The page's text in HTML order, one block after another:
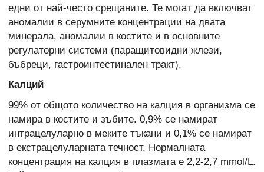
едни от най-често срещаните. Те могат да включват
аномалии в серумните концентрации на двата
минерала, аномалии в костите и в основните
регулаторни системи (паращитовидни жлези,
бъбреци, гастроинтестинален тракт).
Калций
99% от общото количество на калция в организма се
намира в костите и зъбите. 0,9% се намират
интрацелуларно в меките тъкани и 0,1% се намират
в екстрацелуларната течност. Нормалната
концентрация на калция в плазмата е 2,2-2,7 mmol/L.